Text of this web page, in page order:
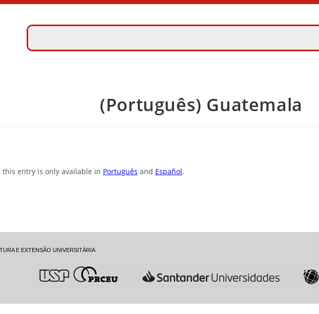
(Português) Guatemala
this entry is only available in Português and Español.
E EXTENSÃO UNIVERSITÁRIA